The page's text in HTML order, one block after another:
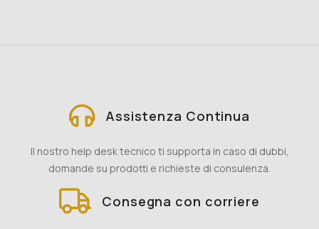
Assistenza Continua
Il nostro help desk tecnico ti supporta in caso di dubbi,
domande su prodotti e richieste di consulenza.
Consegna con corriere